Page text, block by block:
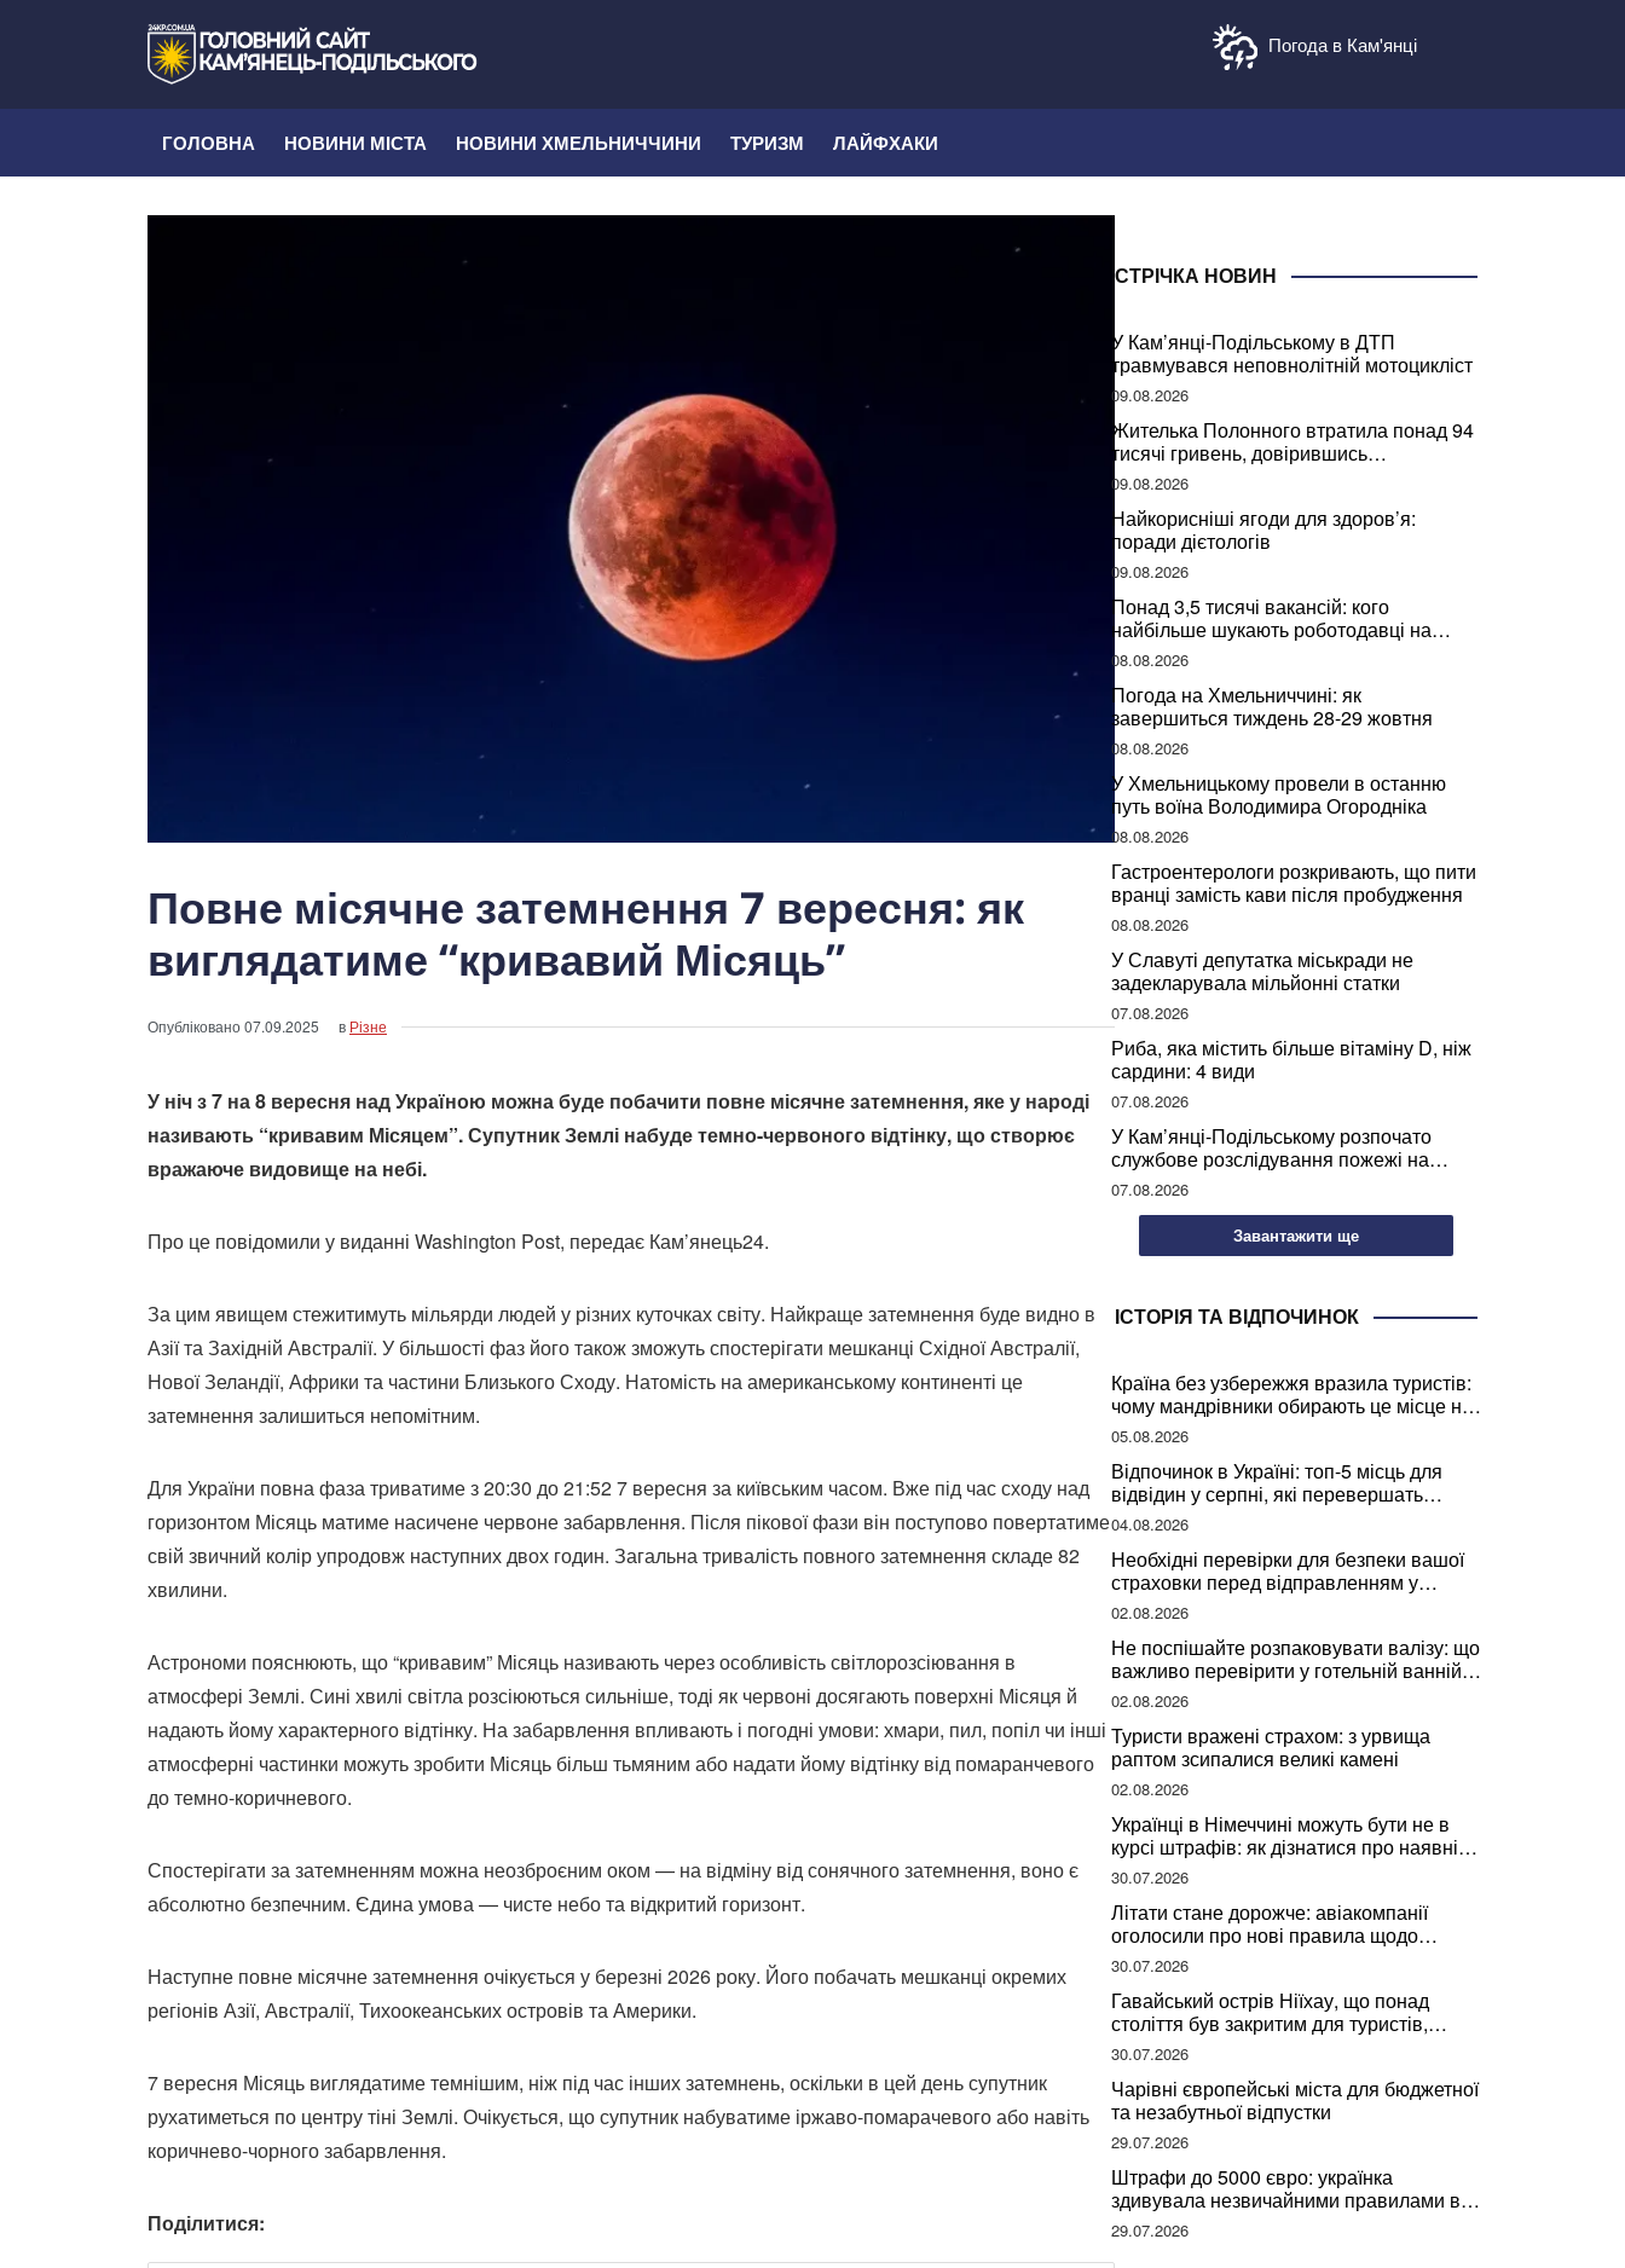
Погода в Кам'янці
ГОЛОВНА НОВИНИ МІСТА НОВИНИ ХМЕЛЬНИЧЧИНИ ТУРИЗМ ЛАЙФХАКИ
Повне місячне затемнення 7 вересня: як
виглядатиме “кривавий Місяць”
Опубліковано07.09.2025 в Різне
У ніч з 7 на 8 вересня над Україною можна буде побачити повне місячне затемнення, яке у народі
називають “кривавим Місяцем”. Супутник Землі набуде темно-червоного відтінку, що створює
вражаюче видовище на небі.
Про це повідомили у виданні Washington Post, передає Кам’янець24.
За цим явищем стежитимуть мільярди людей у різних куточках світу. Найкраще затемнення буде видно в
Азії та Західній Австралії. У більшості фаз його також зможуть спостерігати мешканці Східної Австралії,
Нової Зеландії, Африки та частини Близького Сходу. Натомість на американському континенті це
затемнення залишиться непомітним.
Для України повна фаза триватиме з 20:30 до 21:52 7 вересня за київським часом. Вже під час сходу над
горизонтом Місяць матиме насичене червоне забарвлення. Після пікової фази він поступово повертатиме
свій звичний колір упродовж наступних двох годин. Загальна тривалість повного затемнення складе 82
хвилини.
Астрономи пояснюють, що “кривавим” Місяць називають через особливість світлорозсіювання в
атмосфері Землі. Сині хвилі світла розсіюються сильніше, тоді як червоні досягають поверхні Місяця й
надають йому характерного відтінку. На забарвлення впливають і погодні умови: хмари, пил, попіл чи інші
атмосферні частинки можуть зробити Місяць більш тьмяним або надати йому відтінку від помаранчевого
до темно-коричневого.
Спостерігати за затемненням можна неозброєним оком — на відміну від сонячного затемнення, воно є
абсолютно безпечним. Єдина умова — чисте небо та відкритий горизонт.
Наступне повне місячне затемнення очікується у березні 2026 року. Його побачать мешканці окремих
регіонів Азії, Австралії, Тихоокеанських островів та Америки.
7 вересня Місяць виглядатиме темнішим, ніж під час інших затемнень, оскільки в цей день супутник
рухатиметься по центру тіні Землі. Очікується, що супутник набуватиме іржаво-помарачевого або навіть
коричнево-чорного забарвлення.
Поділитися:
СТРІЧКА НОВИН
У Кам’янці-Подільському в ДТП
травмувався неповнолітній мотоцикліст
09.08.2026
Жителька Полонного втратила понад 94
тисячі гривень, довірившись
псевдобанкіру
09.08.2026
Найкорисніші ягоди для здоров’я:
поради дієтологів
09.08.2026
Понад 3,5 тисячі вакансій: кого
найбільше шукають роботодавці на
Хмельниччині
08.08.2026
Погода на Хмельниччині: як
завершиться тиждень 28-29 жовтня
08.08.2026
У Хмельницькому провели в останню
путь воїна Володимира Огородніка
08.08.2026
Гастроентерологи розкривають, що пити
вранці замість кави після пробудження
08.08.2026
У Славуті депутатка міськради не
задекларувала мільйонні статки
07.08.2026
Риба, яка містить більше вітаміну D, ніж
сардини: 4 види
07.08.2026
У Кам’янці-Подільському розпочато
службове розслідування пожежі на
сміттєзвалищі
07.08.2026
Завантажити ще
ІСТОРІЯ ТА ВІДПОЧИНОК
Країна без узбережжя вразила туристів:
чому мандрівники обирають це місце на
відпочинок
05.08.2026
Відпочинок в Україні: топ-5 місць для
відвідин у серпні, які перевершать
закордонні враження
04.08.2026
Необхідні перевірки для безпеки вашої
страховки перед відправленням у
подорож
02.08.2026
Не поспішайте розпаковувати валізу: що
важливо перевірити у готельній ванній
за словами досвідченої мандрівниці
02.08.2026
Туристи вражені страхом: з урвища
раптом зсипалися великі камені
02.08.2026
Українці в Німеччині можуть бути не в
курсі штрафів: як дізнатися про наявні
борги
30.07.2026
Літати стане дорожче: авіакомпанії
оголосили про нові правила щодо
вибору місць
30.07.2026
Гавайський острів Ніїхау, що понад
століття був закритим для туристів,
починає приймати перших відвідувачів
30.07.2026
Чарівні європейські міста для бюджетної
та незабутньої відпустки
29.07.2026
Штрафи до 5000 євро: українка
здивувала незвичайними правилами в
Німеччині та поділилася правдою
29.07.2026